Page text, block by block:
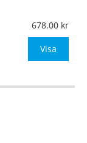
till 0,07m²)
678.00
Visa